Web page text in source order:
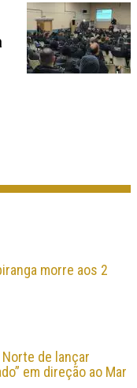
morre aos 2
de lançar
em direção ao Mar